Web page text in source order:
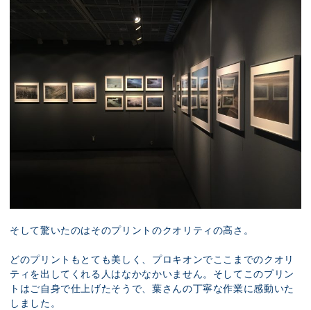
そして驚いたのはそのプリントのクオリティの高さ。
どのプリントもとても美しく、プロキオンでここまでのクオリ
ティを出してくれる人はなかなかいません。そしてこのプリン
トはご自身で仕上げたそうで、葉さんの丁寧な作業に感動いた
しました。